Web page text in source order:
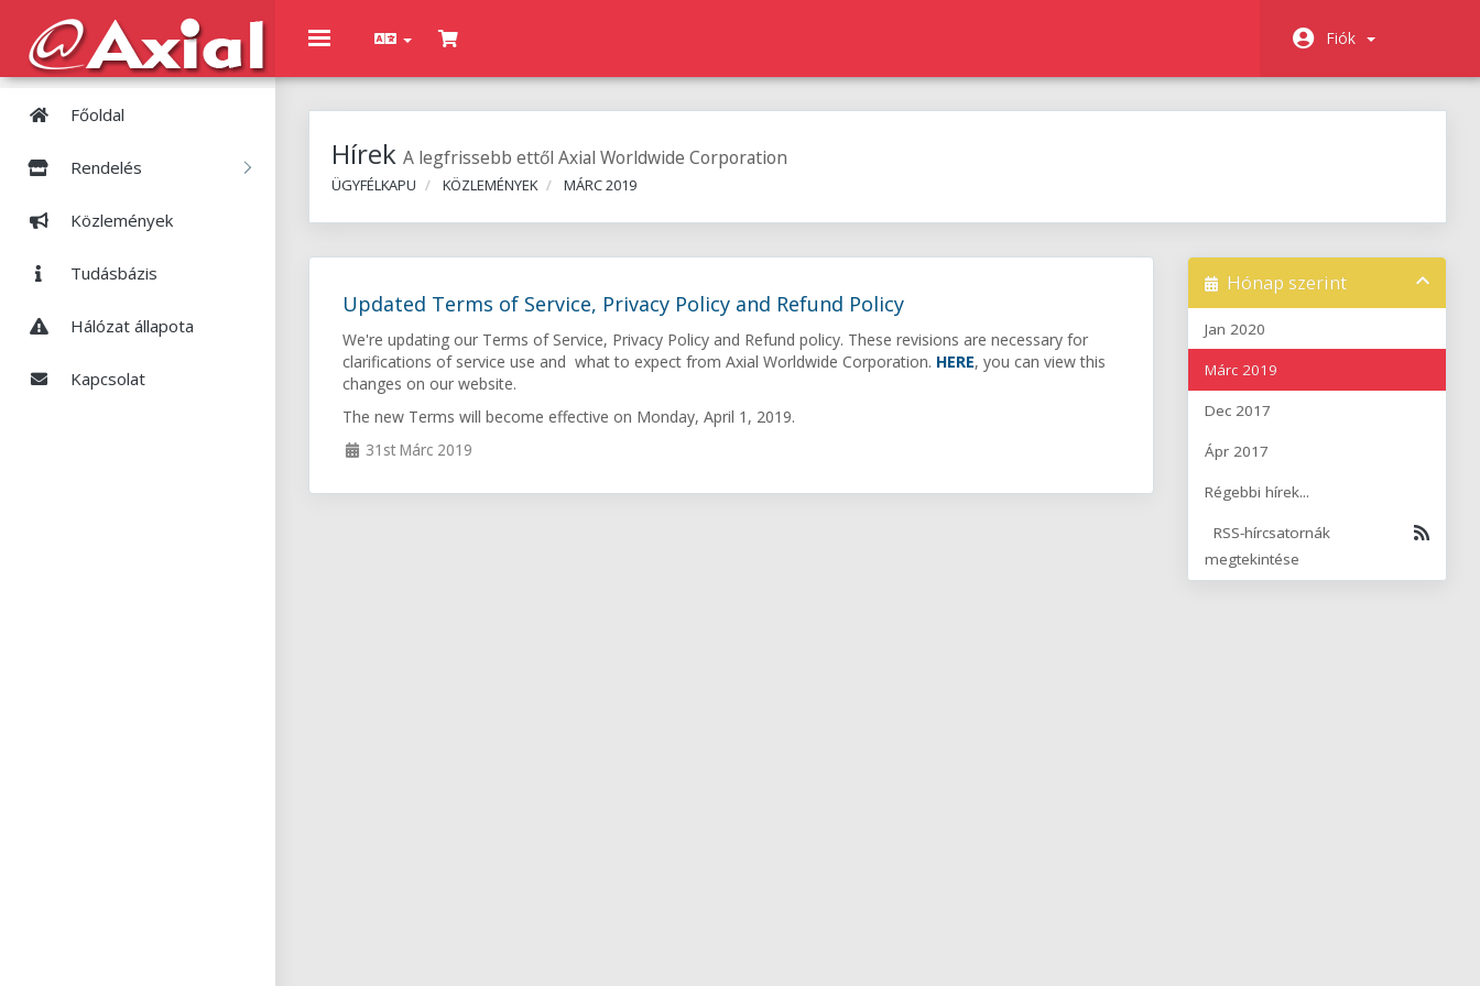
Toggle
Fiók
Főoldal
Rendelés
Közlemények
Tudásbázis
Hálózat állapota
Kapcsolat
Hírek A legfrissebb ettől Axial Worldwide Corporation
ÜGYFÉLKAPU KÖZLEMÉNYEK MÁRC 2019
Hónap szerint
Jan 2020
Márc 2019
Dec 2017
Ápr 2017
Régebbi hírek...
RSS-hírcsatornák
megtekintése
Updated Terms of Service, Privacy Policy and Refund Policy
We're updating our Terms of Service, Privacy Policy and Refund policy. These revisions are necessary for
clarifications of service use and what to expect from Axial Worldwide Corporation. HERE, you can view this
changes on our website.
The new Terms will become effective on Monday, April 1, 2019.
31st Márc 2019